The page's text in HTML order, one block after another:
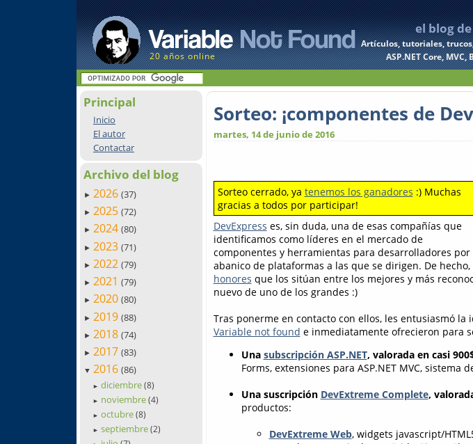
20 años online
el blog
Artículos, tutoriales,
ASP.NET Core,
Principal
Inicio
El autor
Contactar
Archivo del blog
► 2026 (37)
► 2025 (72)
► 2024 (80)
► 2023 (71)
► 2022 (79)
► 2021 (79)
► 2020 (80)
► 2019 (88)
► 2018 (74)
► 2017 (83)
▼ 2016 (86)
► diciembre(8)
► noviembre(4)
► octubre(8)
► septiembre(2)
Sorteo: ¡componentes de
martes, 14 de junio de 2016
Sorteo cerrado, ya tenemos los ganadores :) Muchas
gracias a todos por participar!
DevExpress es, sin duda, una de esas compañías que
identificamos como líderes en el mercado de
componentes y herramientas para desarrolladores
abanico de plataformas a las que se dirigen. De
honores que los sitúan entre los mejores y más
nuevo de uno de los grandes :)
Tras ponerme en contacto con ellos, les entusiasmó la
Variable not found e inmediatamente ofrecieron para
Una subscripción ASP.NET, valorada en casi
Forms, extensiones para ASP.NET MVC, sistema
Una suscripción DevExtreme Complete,
productos:
DevExtreme Web, widgets javascript/